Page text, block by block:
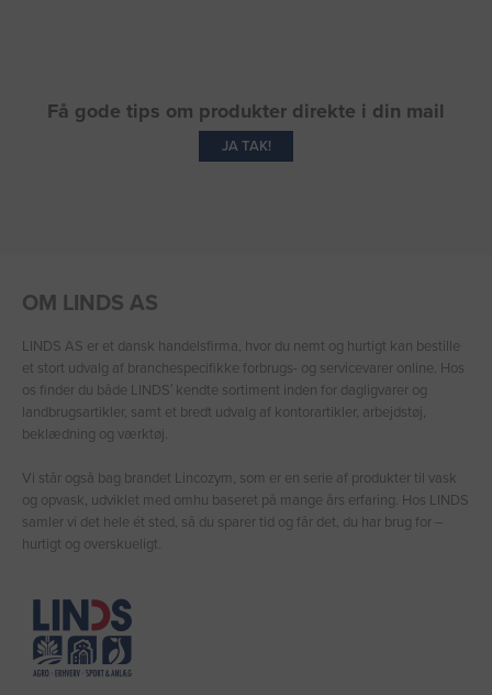
Få gode tips om produkter direkte i din mail
JA TAK!
OM LINDS AS
LINDS AS er et dansk handelsfirma, hvor du nemt og hurtigt kan bestille
et stort udvalg af branchespecifikke forbrugs- og servicevarer online. Hos
os finder du både LINDS′ kendte sortiment inden for dagligvarer og
landbrugsartikler, samt et bredt udvalg af kontorartikler, arbejdstøj,
beklædning og værktøj.
Vi står også bag brandet Lincozym, som er en serie af produkter til vask
og opvask, udviklet med omhu baseret på mange års erfaring. Hos LINDS
samler vi det hele ét sted, så du sparer tid og får det, du har brug for –
hurtigt og overskueligt.